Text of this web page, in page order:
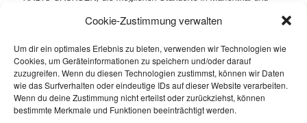
Cookie-Zustimmung verwalten
Um dir ein optimales Erlebnis zu bieten, verwenden wir Technologien wie
Cookies, um Geräteinformationen zu speichern und/oder darauf
zuzugreifen. Wenn du diesen Technologien zustimmst, können wir Daten
wie das Surfverhalten oder eindeutige IDs auf dieser Website verarbeiten.
Wenn du deine Zustimmung nicht erteilst oder zurückziehst, können
bestimmte Merkmale und Funktionen beeinträchtigt werden.
sollen je nach Standortentscheidung die Anwohner in die
Stadtteil Marienthal will wegen vieler offener Fragen
Unterschriften gegen das geplante Zweiländergefängnis
sammeln. Am Dienstag soll das Kabinett in Dresden erneut über
das Vorhaben beraten.(Link zum MDR)